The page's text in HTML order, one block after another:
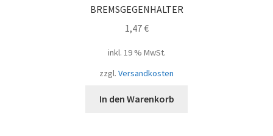
BREMSGEGENHALTER
1,47€
inkl. 19 % MwSt.
zzgl. Versandkosten
In den Warenkorb